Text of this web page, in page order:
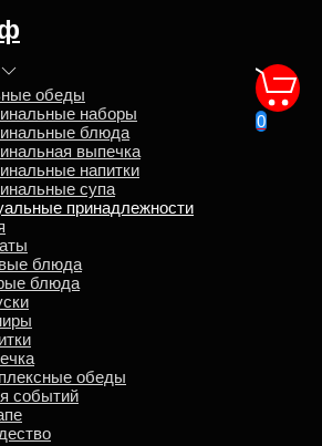
обеды
наборы
блюда
выпечка
напитки
супа
принадлежности
блюда
блюда
обеды
событий
0
посуда